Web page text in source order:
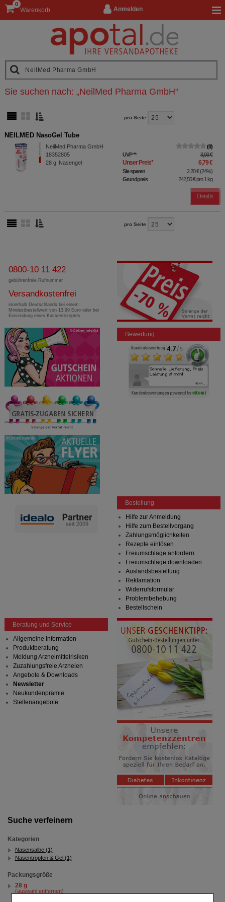
Anmelden
Warenkorb
0
Suche verfeinern
Kategorien
Nasensalbe (1)
Nasentropfen & Gel (1)
Packungsgröße
28 g
(auswahl entfernen)
Sie suchen nach: „NeilMed Pharma GmbH“
pro Seite
NEILMED NasoGel Tube
NeilMed Pharma GmbH
18352805
28 g Nasengel
0
UVP** 8,99 €
Unser Preis* 6,79 €
Sie sparen 2,20 €(24%)
Grundpreis
242,50 €pro 1 kg
Details
pro Seite
0800-10 11 422
gebührenfreie Rufnummer
Versandkostenfrei
innerhalb Deutschlands bei einem
Mindestbestellwert von 13,99 Euro oder bei
Einsendung eines Kassenrezeptes
Bewertung
Bestellung
Hilfe zur Anmeldung
Hilfe zum Bestellvorgang
Zahlungsmöglichkeiten
Rezepte einlösen
Freiumschläge anfordern
Freiumschläge downloaden
Auslandsbestellung
Reklamation
Widerrufsformular
Problembehebung
Bestellschein
Beratung und Service
Allgemeine Information
Produktberatung
Meldung Arzneimittelrisiken
Zuzahlungsfreie Arzneien
Angebote & Downloads
Newsletter
Neukundenprämie
Stellenangebote